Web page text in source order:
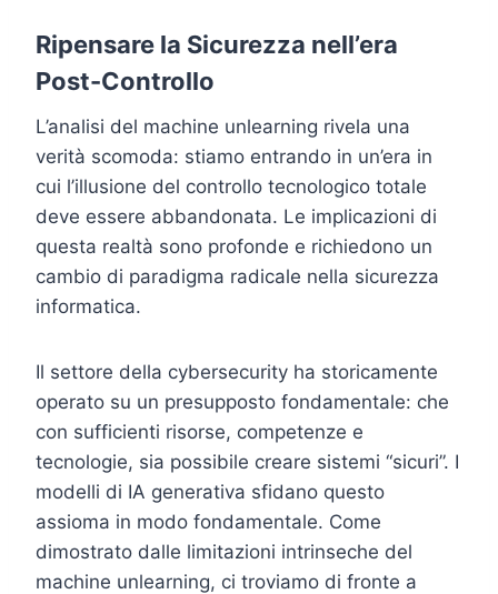
Ripensare la Sicurezza nell’era
Post-Controllo
L’analisi del machine unlearning rivela una
verità scomoda: stiamo entrando in un’era in
cui l’illusione del controllo tecnologico totale
deve essere abbandonata. Le implicazioni di
questa realtà sono profonde e richiedono un
cambio di paradigma radicale nella sicurezza
informatica.
Il settore della cybersecurity ha storicamente
operato su un presupposto fondamentale: che
con sufficienti risorse, competenze e
tecnologie, sia possibile creare sistemi “sicuri”. I
modelli di IA generativa sfidano questo
assioma in modo fondamentale. Come
dimostrato dalle limitazioni intrinseche del
machine unlearning, ci troviamo di fronte a